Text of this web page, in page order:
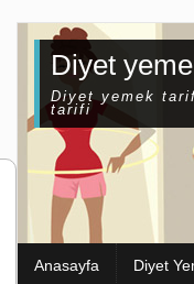
Diyet
Diyet yemek
tarifi
Anasayfa Diyet